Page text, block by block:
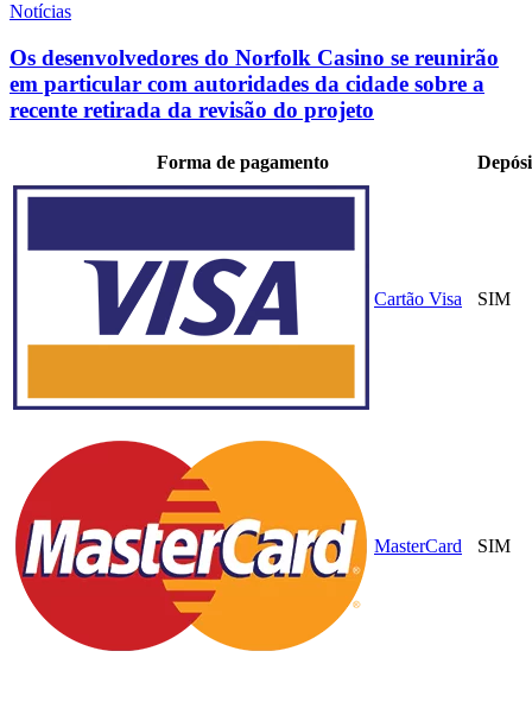
Notícias
Os desenvolvedores do Norfolk Casino se reunirão
em particular com autoridades da cidade sobre a
recente retirada da revisão do projeto
Forma de pagamento
Cartão Visa SIM
MasterCard SIM